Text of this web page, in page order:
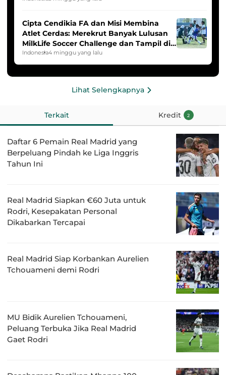
Cipta Cendikia FA dan Misi Membina
Atlet Cerdas: Merekrut Banyak Lulusan
MilkLife Soccer Challenge dan Tampil di
HYDROPLUS Soccer League
Indonesia4 minggu yang lalu
Lihat Selengkapnya
Terkait Kredit 2
Daftar 6 Pemain Real Madrid yang
Berpeluang Pindah ke Liga Inggris
Tahun Ini
Real Madrid Siapkan €60 Juta untuk
Rodri, Kesepakatan Personal
Dikabarkan Tercapai
Real Madrid Siap Korbankan Aurelien
Tchouameni demi Rodri
MU Bidik Aurelien Tchouameni,
Peluang Terbuka Jika Real Madrid
Gaet Rodri